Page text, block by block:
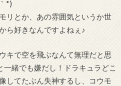
*)
リとか、あの雰囲気というか世
ら好きなんですよねぇ♪
キで空を飛ぶなんて無理だと思
緒でも嫌だし！ドラキュラどこ
してたぶん失神するし、コウモ